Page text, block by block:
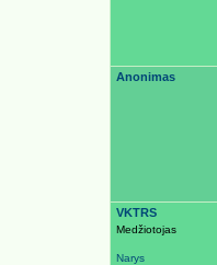
Anonimas
VKTRS
Medžiotojas
Narys